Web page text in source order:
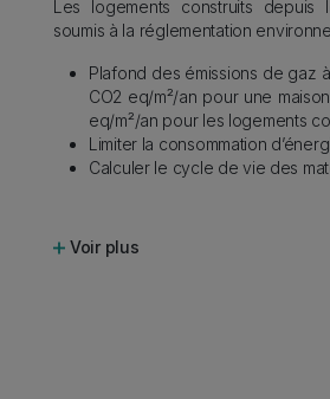
Les logements construits
soumis à la réglementation
Plafond des émissions de gaz
CO2 eq/m²/an pour une
eq/m²/an pour les logements
Limiter la consommation
Calculer le cycle de vie des
Voir plus